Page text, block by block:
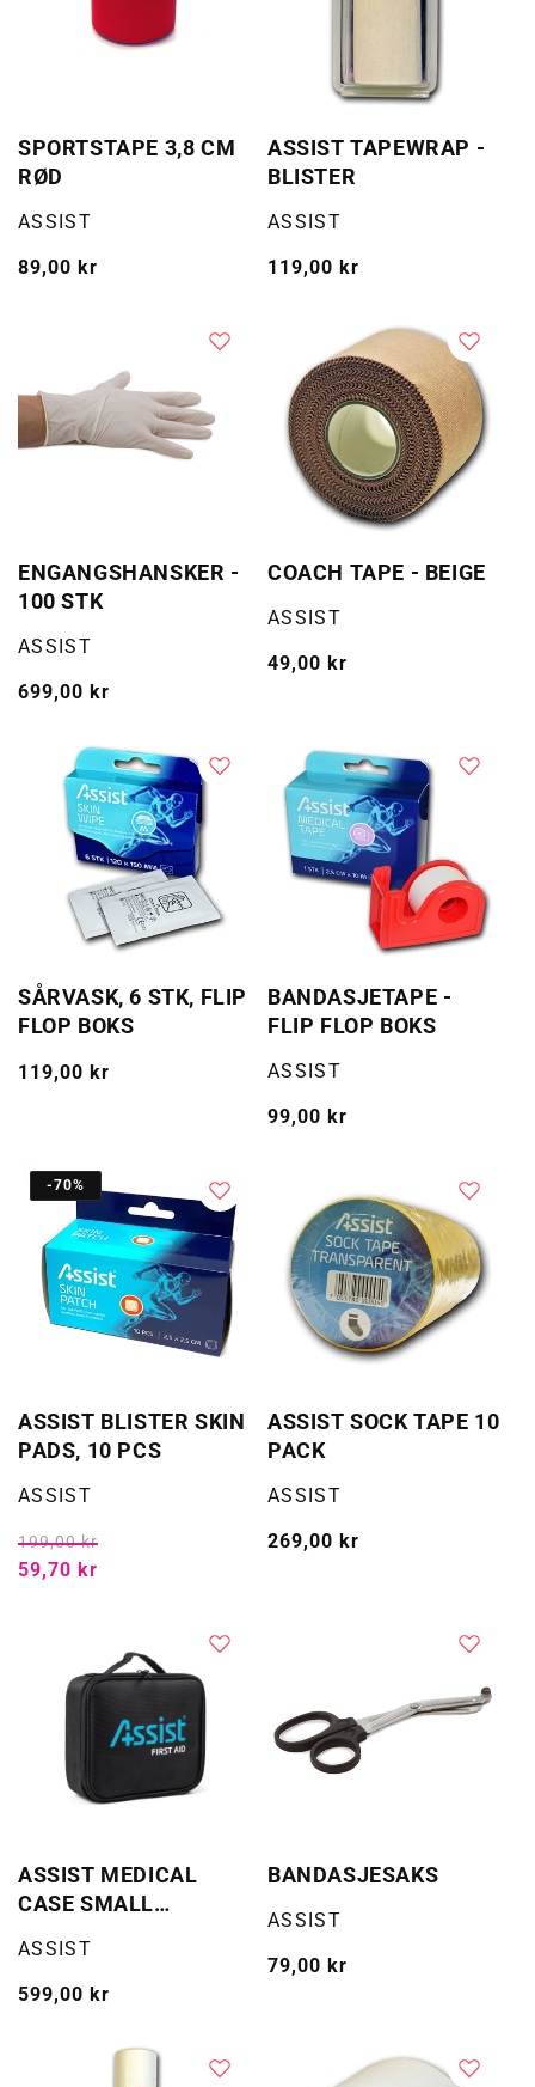
SPORTSTAPE 3,8 CM
RØD
Selger:
ASSIST
Vanlig
89,00 kr
ASSIST TAPEWRAP -
BLISTER
Selger:
ASSIST
Vanlig
119,00 kr
ENGANGSHANSKER -
100 STK
Selger:
ASSIST
Vanlig
699,00 kr
COACH TAPE - BEIGE
Selger:
ASSIST
Vanlig
49,00 kr
SÅRVASK, 6 STK, FLIP
FLOP BOKS
Vanlig
119,00 kr
BANDASJETAPE -
FLIP FLOP BOKS
Selger:
ASSIST
Vanlig
99,00 kr
-70%
ASSIST BLISTER SKIN
PADS, 10 PCS
Selger:
ASSIST
199,00 kr
59,70 kr
ASSIST SOCK TAPE 10
PACK
Selger:
ASSIST
Vanlig
269,00 kr
ASSIST MEDICAL
CASE SMALL
Selger:
ASSIST
Vanlig
599,00 kr
BANDASJESAKS
Selger:
ASSIST
Vanlig
79,00 kr